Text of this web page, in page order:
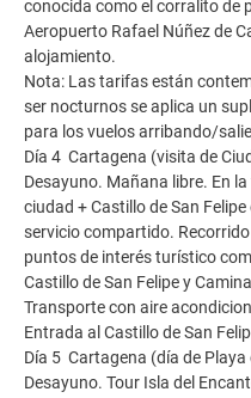
conocida como el corralito de
Aeropuerto Rafael Núñez de
alojamiento.
Nota: Las tarifas están
ser nocturnos se aplica un
para los vuelos arribando/
Día 4 Cartagena (visita de
Desayuno. Mañana libre. En
ciudad + Castillo de San
servicio compartido.
puntos de interés turístico
Castillo de San Felipe y
Transporte con aire
Entrada al Castillo de San
Día 5 Cartagena (día de Playa
Desayuno. Tour Isla del